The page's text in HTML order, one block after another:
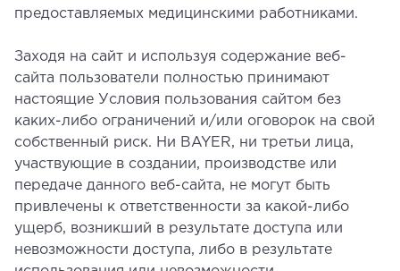
предоставляемых медицинскими работниками.
Заходя на сайт и используя содержание веб-
сайта пользователи полностью принимают
настоящие Условия пользования сайтом без
каких-либо ограничений и/или оговорок на свой
собственный риск. Ни BAYER, ни третьи лица,
участвующие в создании, производстве или
передаче данного веб-сайта, не могут быть
привлечены к ответственности за какой-либо
ущерб, возникший в результате доступа или
невозможности доступа, либо в результате